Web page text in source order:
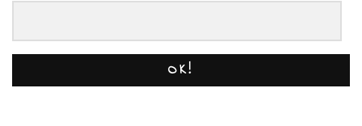
OK!